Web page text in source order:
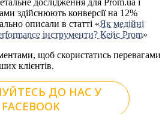
дослідження для Prom.ua і
здійснюють конверсії на 12%
описали в статті «Як медійні
інструменти? Кейс Prom»
щоб скористатись перевагами
клієнтів.
ДО НАС У
FACEBOOK